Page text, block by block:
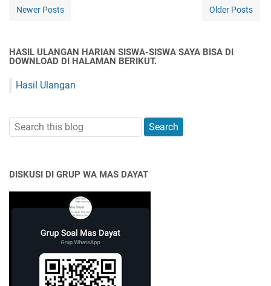
Newer Posts Older Posts
HASIL ULANGAN HARIAN SISWA-SISWA SAYA BISA DI
DOWNLOAD DI HALAMAN BERIKUT.
Hasil Ulangan
DISKUSI DI GRUP WA MAS DAYAT